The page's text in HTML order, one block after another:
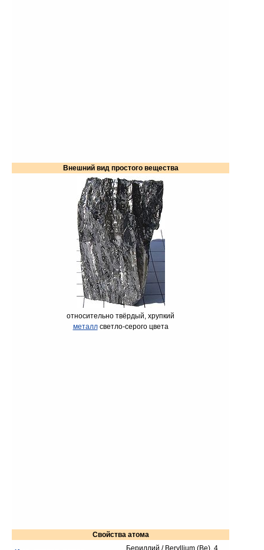
Внешний вид простого вещества
относительно твёрдый, хрупкий
металлсветло-серого цвета
Свойства атома
Бериллий / Beryllium (Be), 4